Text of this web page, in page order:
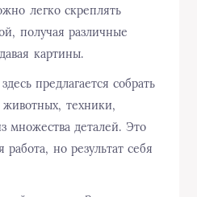
легко скреплять
получая различные
картины.
предлагается собрать
техники,
множества деталей. Это
работа, но результат себя